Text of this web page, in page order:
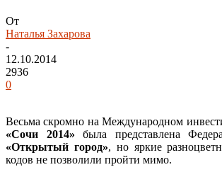
От
Наталья Захарова
-
12.10.2014
2936
0
Весьма скромно на Международном
«Сочи 2014» была представлена
«Открытый город», но яркие
кодов не позволили пройти мимо.